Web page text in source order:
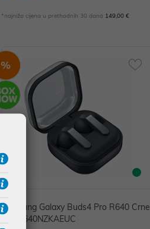
*najniža cijena u prethodnih 30 dana 149,00 €
%
Samsung Galaxy Buds4 Pro R640 Crne
SM-R640NZKAEUC